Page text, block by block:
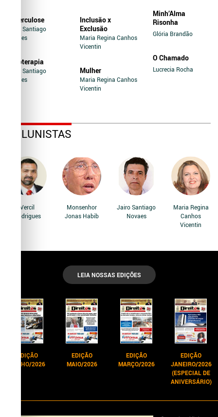
Tuberculose
Jairo Santiago
Novaes
Soroterapia
Jairo Santiago
Novaes
Inclusão x
Exclusão
Maria Regina Canhos
Vicentin
Mulher
Maria Regina Canhos
Vicentin
Minh’Alma
Risonha
Glória Brandão
O Chamado
Lucrecia Rocha
COLUNISTAS
Vercil
Rodrigues
Monsenhor
Jonas Habib
Jairo Santiago
Novaes
Maria Regina
Canhos
Vicentin
LEIA NOSSAS EDIÇÕES
EDIÇÃO
JUNHO/2026
EDIÇÃO
MAIO/2026
EDIÇÃO
MARÇO/2026
EDIÇÃO
JANEIRO/2026
(ESPECIAL DE
ANIVERSÁRIO)